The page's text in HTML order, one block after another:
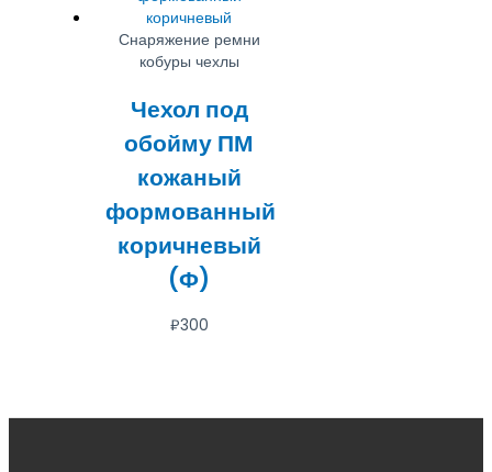
Снаряжение ремни
кобуры чехлы
Чехол под
обойму ПМ
кожаный
формованный
коричневый
(Ф)
₽300